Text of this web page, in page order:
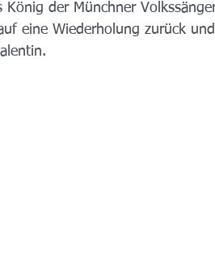
König der Münchner
eine Wiederholung zurück